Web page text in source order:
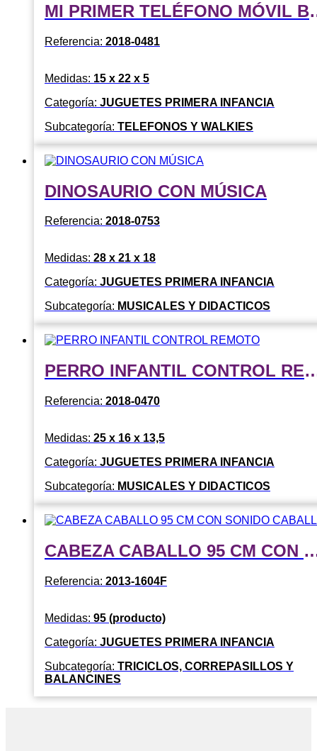
MI
Referencia: 2018-0481
Medidas: 15 x 22 x 5
Categoría: JUGUETES PRIMERA INFANCIA
Subcategoría: TELEFONOS Y WALKIES
DINOSAURIO CON MÚSICA
Referencia: 2018-0753
Medidas: 28 x 21 x 18
Categoría: JUGUETES PRIMERA INFANCIA
Subcategoría: MUSICALES Y DIDACTICOS
PERRO INFANTIL
Referencia: 2018-0470
Medidas: 25 x 16 x 13,5
Categoría: JUGUETES PRIMERA INFANCIA
Subcategoría: MUSICALES Y DIDACTICOS
CABEZA CABALLO 95 CM
Referencia: 2013-1604F
Medidas: 95 (producto)
Categoría: JUGUETES PRIMERA INFANCIA
Subcategoría: TRICICLOS, CORREPASILLOS Y
BALANCINES